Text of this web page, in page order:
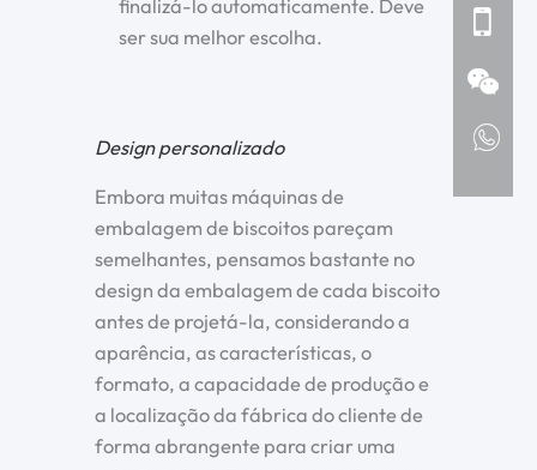
finalizá-lo automaticamente. Deve
ser sua melhor escolha.
Design personalizado
Embora muitas máquinas de
embalagem de biscoitos pareçam
semelhantes, pensamos bastante no
design da embalagem de cada biscoito
antes de projetá-la, considerando a
aparência, as características, o
formato, a capacidade de produção e
a localização da fábrica do cliente de
forma abrangente para criar uma